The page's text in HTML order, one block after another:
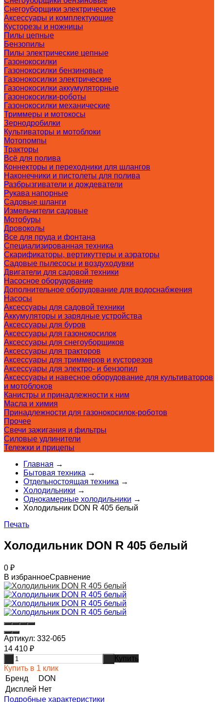
Снегоуборщики электрические
Аксессуары и комплектующие
Кусторезы и ножницы
Пилы цепные
Бензопилы
Пилы электрические цепные
Газонокосилки
Газонокосилки бензиновые
Газонокосилки электрические
Газонокосилки аккумуляторные
Газонокосилки-роботы
Газонокосилки механические
Триммеры и мотокосы
Зернодробилки
Культиваторы и мотоблоки
Мотопомпы
Тракторы
Всё для полива
Коннекторы и переходники для шлангов
Наконечники и пистолеты для полива
Разбрызгиватели и дождеватели
Рукава напорные
Садовые шланги
Измельчители садовые
Мотобуры
Дровоколы
Все для пруда и фонтана
Специализированная техника
Скарификаторы, вертикуттеры и аэраторы
Садовые пылесосы и воздуходувки
Двигатели для садовой техники
Насосное оборудование
Дополнительное оборудование для водоснабжения
Насосы
Аксессуары для садовой техники
Аккумуляторы и зарядные устройства
Аксессуары для буров
Аксессуары для газонокосилок
Аксессуары для снегоуборщиков
Аксессуары для тракторов
Аксессуары для триммеров и кусторезов
Аксессуары для электро- и бензопил
Аксессуары и навесное оборудование для культиваторов
и мотоблоков
Канистры и принадлежности к ним
Масла и химия
Принадлежности для газонокосилок-роботов
Прочее
Свечи зажигания и фильтры
Силовые удлинители
Тележки и прицепы
Главная →
Бытовая техника →
Отдельностоящая техника →
Холодильники →
Однокамерные холодильники →
Холодильник DON R 405 белый
Печать
Холодильник DON R 405 белый
0 ₽
В избранноеСравнение
Артикул: 332-065
14 410 ₽
Купить
Купить в 1 клик
Бренд
DON
Дисплей Нет
Подробные характеристики